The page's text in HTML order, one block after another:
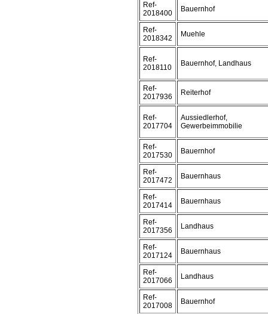
Ref-
2018400
Bauernhof
Ref-
2018342
Muehle
Ref-
2018110
Bauernhof, Landhaus
Ref-
2017936
Reiterhof
Ref-
2017704
Aussiedlerhof,
Gewerbeimmobilie
Ref-
2017530
Bauernhof
Ref-
2017472
Bauernhaus
Ref-
2017414
Bauernhaus
Ref-
2017356
Landhaus
Ref-
2017124
Bauernhaus
Ref-
2017066
Landhaus
Ref-
2017008
Bauernhof